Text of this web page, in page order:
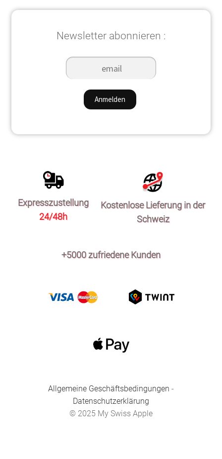
Newsletter abonnieren :
Expresszustellung
24/48h
Kostenlose Lieferung in der
Schweiz
+5000 zufriedene Kunden
Allgemeine Geschäftsbedingungen -
Datenschutzerklärung
© 2025 My Swiss Apple